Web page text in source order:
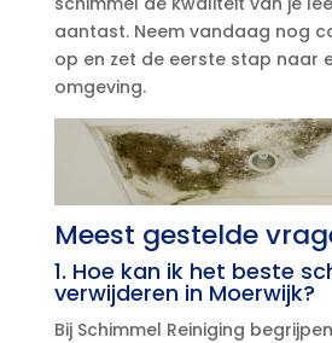
aantast.​ Neem vandaag nog
op en zet de eerste stap naar
omgeving.​
Meest gestelde
1.​ Hoe kan ik het beste
verwijderen in Moerwijk?
Bij Schimmel Reiniging